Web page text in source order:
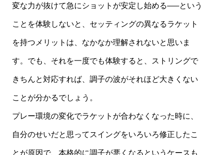
変な力が抜けて急にショットが安定し始める—–という
ことを体験しないと、セッティングの異なるラケット
を持つメリットは、なかなか理解されないと思いま
す。でも、それを一度でも体験すると、ストリングで
きちんと対応すれば、調子の波がそれほど大きくない
ことが分かるでしょう。
プレー環境の変化でラケットが合わなくなった時に、
自分のせいだと思ってスイングをいろいろ修正したこ
とが原因で、本格的に調子が悪くなるというケースも